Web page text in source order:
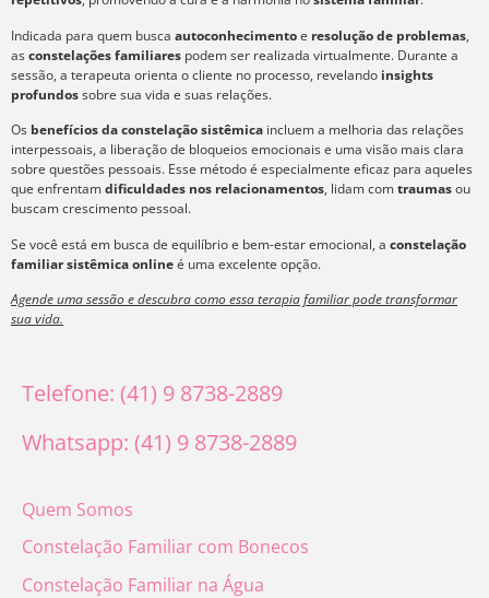
Indicada para quem busca autoconhecimentoe resolução de problemas,
asconstelações familiares podem ser realizada virtualmente. Durante a
sessão, a terapeuta orienta o cliente no processo, revelando insights
profundossobre sua vida e suas relações.
Os benefícios da constelação sistêmica incluem a melhoria das relações
interpessoais, a liberação de bloqueios emocionais e uma visão mais clara
sobre questões pessoais. Esse método é especialmente eficaz para aqueles
que enfrentamdificuldades nos relacionamentos, lidam comtraumasou
buscam crescimento pessoal.
Se você está em busca de equilíbrio e bem-estar emocional, a constelação
familiar sistêmica onlineé uma excelente opção.
Agende uma sessão e descubra como essa terapia familiar pode transformar
sua vida.
Telefone: (41) 9 8738-2889
Whatsapp: (41) 9 8738-2889
Quem Somos
Constelação Familiar com Bonecos
Constelação Familiar na Água